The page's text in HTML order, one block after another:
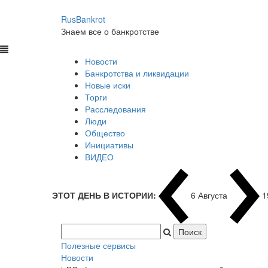
RusBankrot
Знаем все о банкротстве
Новости
Банкротства и ликвидации
Новые иски
Торги
Расследования
Люди
Общество
Инициативы
ВИДЕО
ЭТОТ ДЕНЬ В ИСТОРИИ: 6 Августа
Полезные сервисы
Новости